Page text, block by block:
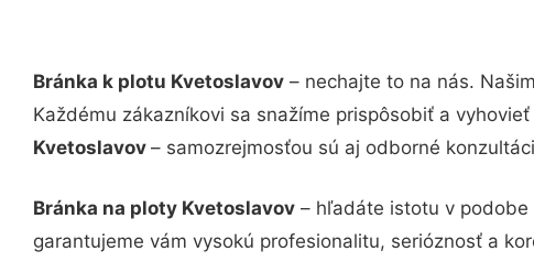
Bránka k plotu Kvetoslavov – nechajte to na nás.
Každému zákazníkovi sa snažíme prispôsobiť a
Kvetoslavov – samozrejmosťou sú aj odborné
Bránka na ploty Kvetoslavov – hľadáte istotu v podobe
garantujeme vám vysokú profesionalitu, serióznosť a